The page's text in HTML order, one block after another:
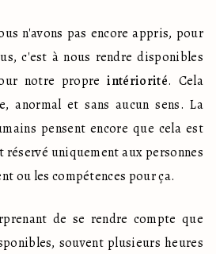
n'avons pas encore appris, pour
c'est à nous rendre disponibles
notre propre intériorité. Cela
anormal et sans aucun sens. La
pensent encore que cela est
réservé uniquement aux personnes
ou les compétences pour ça.
de se rendre compte que
souvent plusieurs heures